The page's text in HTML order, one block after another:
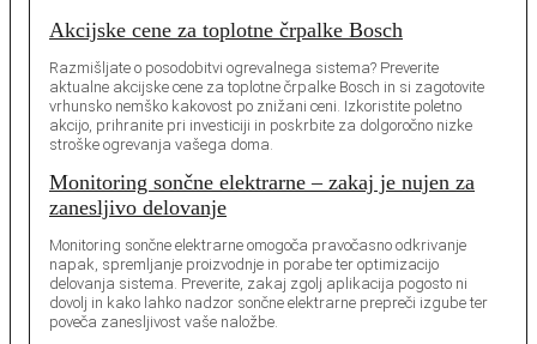
Akcijske cene za toplotne črpalke Bosch
Razmišljate o posodobitvi ogrevalnega sistema? Preverite
aktualne akcijske cene za toplotne črpalke Bosch in si zagotovite
vrhunsko nemško kakovost po znižani ceni. Izkoristite poletno
akcijo, prihranite pri investiciji in poskrbite za dolgoročno nizke
stroške ogrevanja vašega doma.
Monitoring sončne elektrarne – zakaj je nujen za
zanesljivo delovanje
Monitoring sončne elektrarne omogoča pravočasno odkrivanje
napak, spremljanje proizvodnje in porabe ter optimizacijo
delovanja sistema. Preverite, zakaj zgolj aplikacija pogosto ni
dovolj in kako lahko nadzor sončne elektrarne prepreči izgube ter
poveča zanesljivost vaše naložbe.